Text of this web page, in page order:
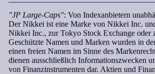
"JP Large-Caps": Von Indexanbietern
Der Nikkei ist eine Marke von Nikkei Inc.
Nikkei Inc., zur Tokyo Stock Exchange oder
Geschützte Namen und Marken wurden in
einen freien Namen im Sinne des
dienen ausschließlich Informationszwecken
von Finanzinstrumenten dar. Aktien und